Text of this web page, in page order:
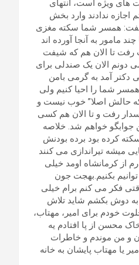
مراقبت های ویژه است، انتهای
ندادند وارد بخش
گفت: همسر شما سکته مغزی
مامور به آنجا آورده اند
تا الان هم که شیفت
دونم الان یک صندلی برای
دکتر آمد به گرمی بامن
همسر شما را احیا کنیم ولی
حالش اصلا” خوب نیست و
رفت و تا الان هم کسی
جوابگو خواهم شد. خلاصه
کرده بود برده بودنش
میشه تیراندازی می کنند
از کرمانشاه اومد خیلی
بکنیم.بهجت جون
فکر می کنم برام خیلی
به دوش بکشم شاید تلاش
خودم برای امیر، مهتاب،
سرخاک محسن از پا افتادم یه
و من موندم و خاطرات
یا مهتاب پایشان به خانه